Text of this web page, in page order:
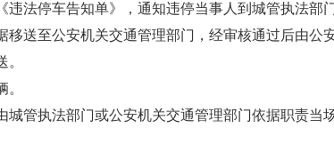
违法停车告知单》，通知违停当事人到城管执法部
移送至公安机关交通管理部门，经审核通过后由公
城管执法部门或公安机关交通管理部门依据职责当